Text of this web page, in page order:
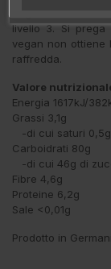
livello 3. Si
vegan non
raffredda.
Valore
Energia 1617kJ/
Grassi 3,1g
-di cui saturi 0,5g
Carboidrati 80g
-di cui 46g di
Fibre 4,6g
Proteine 6,2g
Sale <0,01g
Prodotto in